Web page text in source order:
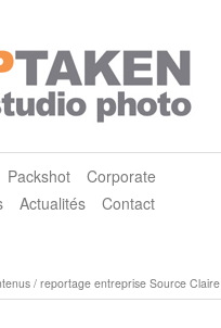
Packshot
Corporate
Actualités Contact
/ reportage entreprise Source Claire